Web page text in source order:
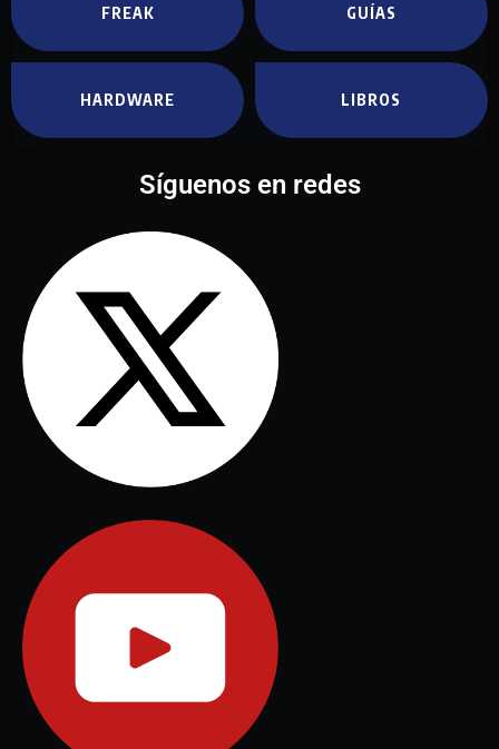
FREAK GUÍAS
HARDWARE LIBROS
Síguenos en redes